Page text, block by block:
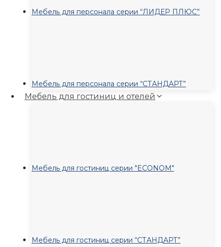
Мебель для персонала серии “ЛИДЕР ПЛЮС”
Мебель для персонала серии “СТАНДАРТ”
Мебель для гостиниц и отелей
Мебель для гостиниц серии "ECONOM"
Мебель для гостиниц серии “СТАНДАРТ”